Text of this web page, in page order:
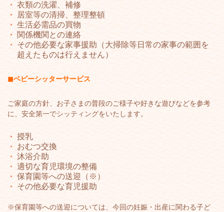
衣類の洗濯、補修
居室等の清掃、整理整頓
生活必需品の買物
関係機関との連絡
その他必要な家事援助（大掃除等日常の家事の範囲を
超えたものは行えません）
◼︎ベビーシッターサービス
ご家庭の方針、お子さまの普段のご様子や好きな遊びなどを参考
に、安全第一でシッティングをいたします。
授乳
おむつ交換
沐浴介助
適切な育児環境の整備
保育園等への送迎（※）
その他必要な育児援助
※保育園等への送迎については、今回の妊娠・出産に関わる子ど